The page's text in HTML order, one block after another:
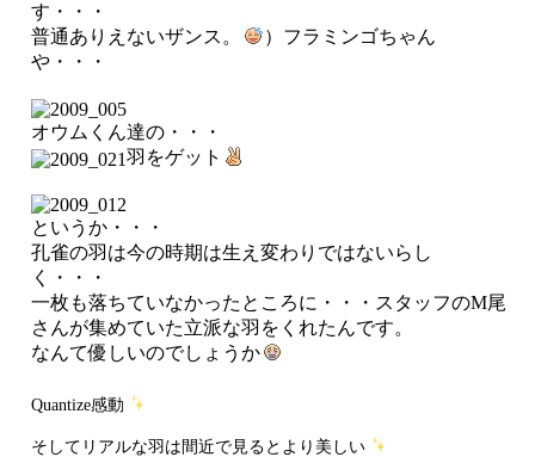
す・・・
普通ありえないザンス。
）フラミンゴちゃん
や・・・
オウムくん達の・・・
羽をゲット
というか・・・
孔雀の羽は今の時期は生え変わりではないらし
く・・・
一枚も落ちていなかったところに・・・スタッフのM尾
さんが集めていた立派な羽をくれたんです。
なんて優しいのでしょうか
Quantize感動
そしてリアルな羽は間近で見るとより美しい